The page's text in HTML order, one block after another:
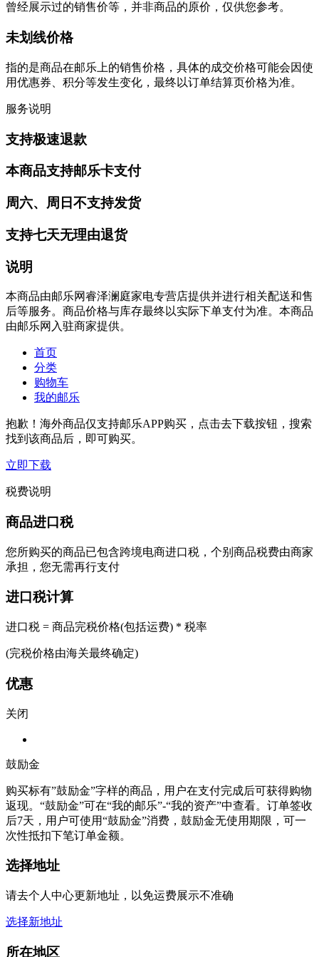
曾经展示过的销售价等，并非商品的原价，仅供您参考。
未划线价格
指的是商品在邮乐上的销售价格，具体的成交价格可能会因使
用优惠券、积分等发生变化，最终以订单结算页价格为准。
服务说明
支持极速退款
本商品支持邮乐卡支付
周六、周日不支持发货
支持七天无理由退货
说明
本商品由邮乐网睿泽澜庭家电专营店提供并进行相关配送和售
后等服务。商品价格与库存最终以实际下单支付为准。本商品
由邮乐网入驻商家提供。
首页
分类
购物车
我的邮乐
抱歉！海外商品仅支持邮乐APP购买，点击去下载按钮，搜索
找到该商品后，即可购买。
立即下载
税费说明
商品进口税
您所购买的商品已包含跨境电商进口税，个别商品税费由商家
承担，您无需再行支付
进口税计算
进口税 = 商品完税价格(包括运费) * 税率
(完税价格由海关最终确定)
优惠
关闭
鼓励金
购买标有”鼓励金”字样的商品，用户在支付完成后可获得购物
返现。“鼓励金”可在“我的邮乐”-“我的资产”中查看。订单签收
后7天，用户可使用“鼓励金”消费，鼓励金无使用期限，可一
次性抵扣下笔订单金额。
选择地址
请去个人中心更新地址，以免运费展示不准确
选择新地址
所在地区